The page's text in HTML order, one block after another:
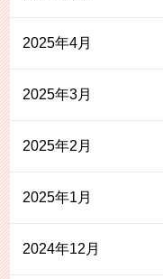
2025年4月
2025年3月
2025年2月
2025年1月
2024年12月